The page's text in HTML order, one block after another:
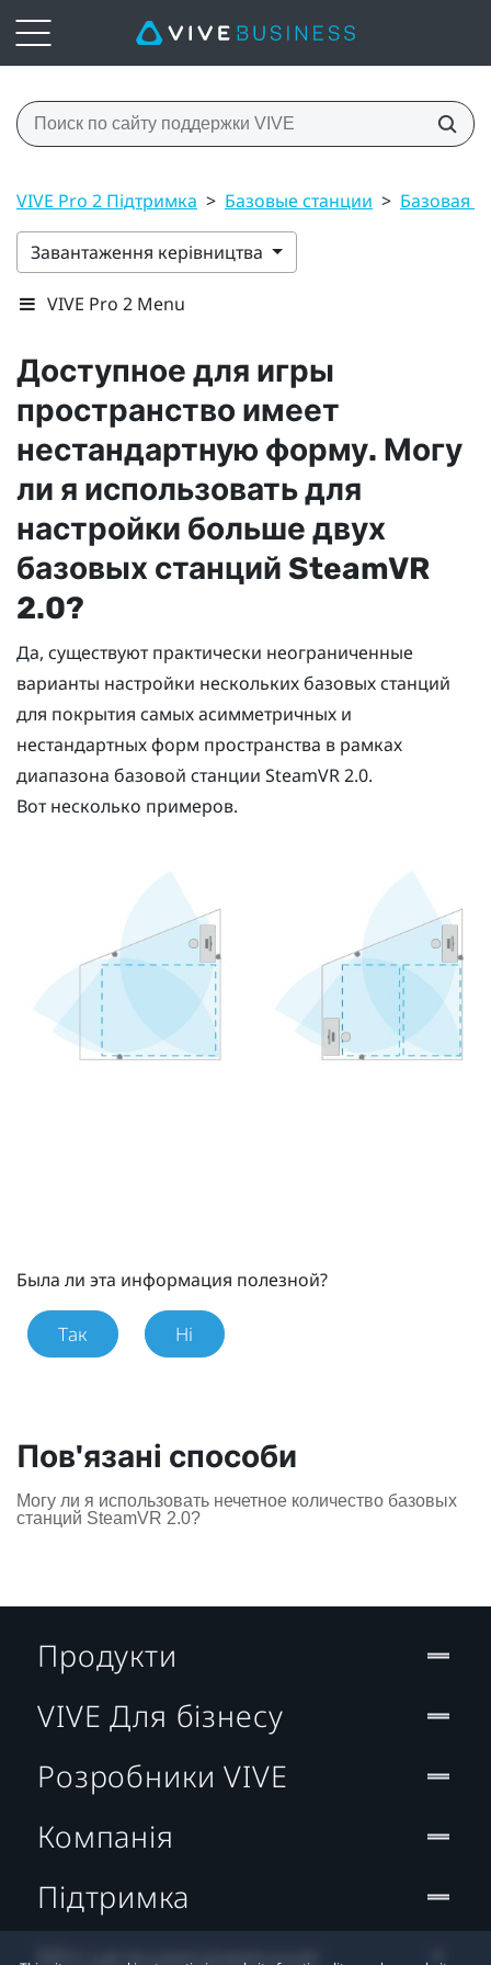
VIVE Pro 2 Підтримка > Базовые станции > Базовая
Завантаження керівництва
VIVE Pro 2 Menu
Доступное для игры
пространство имеет
нестандартную форму. Могу
ли я использовать для
настройки больше двух
базовых станций SteamVR
2.0?
Да, существуют практически неограниченные
варианты настройки нескольких базовых станций
для покрытия самых асимметричных и
нестандартных форм пространства в рамках
диапазона базовой станции SteamVR2.0.
Вот несколько примеров.
Была ли эта информация полезной?
Так Ні
Пов'язані способи
Могу ли я использовать нечетное количество базовых
станций SteamVR 2.0?
Продукти
VIVE Для бізнесу
Розробники VIVE
Компанія
Підтримка